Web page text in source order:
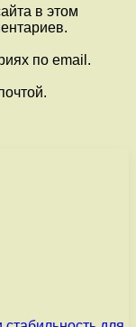
в этом
по email.